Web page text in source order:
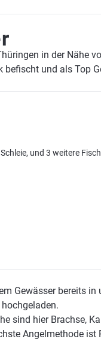
in der Nähe
und als Top
und 3 weitere
Gewässer bereits in
hochgeladen.
sind hier Brachse,
Angelmethode ist